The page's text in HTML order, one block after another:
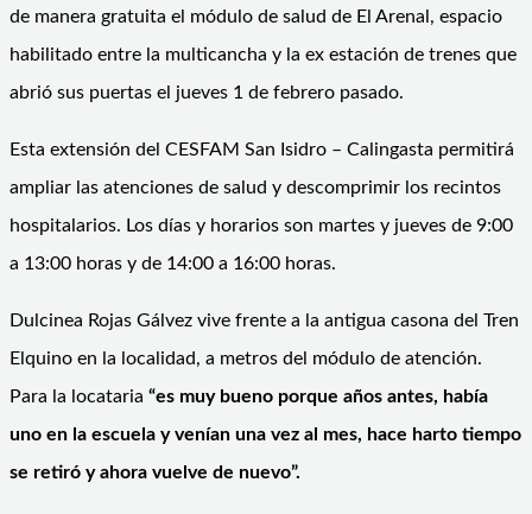
de manera gratuita el módulo de salud de El Arenal, espacio
habilitado entre la multicancha y la ex estación de trenes que
abrió sus puertas el jueves 1 de febrero pasado.
Esta extensión del CESFAM San Isidro – Calingasta permitirá
ampliar las atenciones de salud y descomprimir los recintos
hospitalarios. Los días y horarios son martes y jueves de 9:00
a 13:00 horas y de 14:00 a 16:00 horas.
Dulcinea Rojas Gálvez vive frente a la antigua casona del Tren
Elquino en la localidad, a metros del módulo de atención.
Para la locataria “es muy bueno porque años antes, había
uno en la escuela y venían una vez al mes, hace harto tiempo
se retiró y ahora vuelve de nuevo”.